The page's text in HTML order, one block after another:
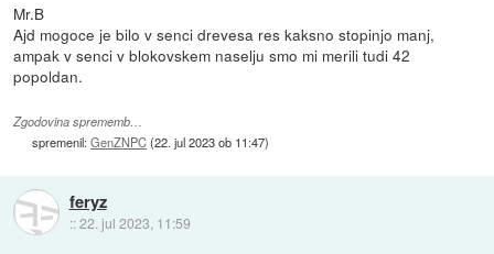
Mr.B
Ajd mogoce je bilo v senci drevesa res kaksno stopinjo manj,
ampak v senci v blokovskem naselju smo mi merili tudi 42
popoldan.
Zgodovina sprememb…
spremenil:GenZNPC(22. jul 2023 ob 11:47)
feryz
::22. jul 2023, 11:59